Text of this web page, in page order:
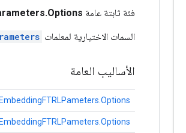
فئة ثابتة عامة
السمات الاختيارية لمعلمات
الأساليب العامة